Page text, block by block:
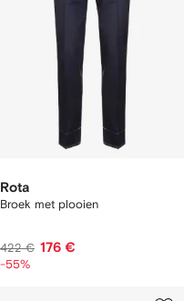
Rota
Broek met plooien
422 € 176 €
-55%